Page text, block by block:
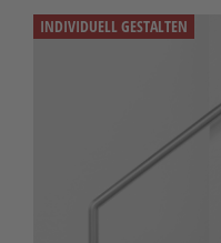
INDIVIDUELL GESTALTEN